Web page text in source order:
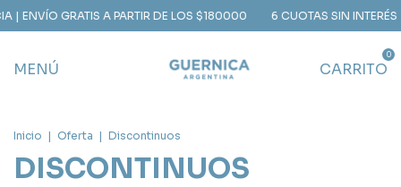
A PARTIR DE LOS $180000 6 CUOTAS SIN INTERÉS | 15% OFF
MENÚ CARRITO
0
Inicio | Oferta | Discontinuos
DISCONTINUOS